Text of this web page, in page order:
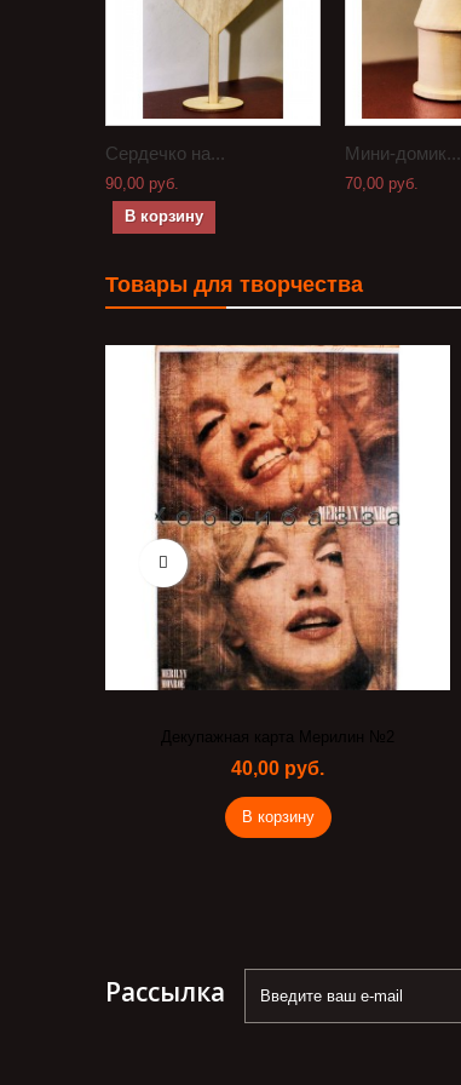
Сердечко на...
90,00 руб.
В корзину
Мини-домик...
70,00 руб.
Товары для творчества
Декупажная карта Мерилин №2
40,00 руб.
В корзину
Рассылка